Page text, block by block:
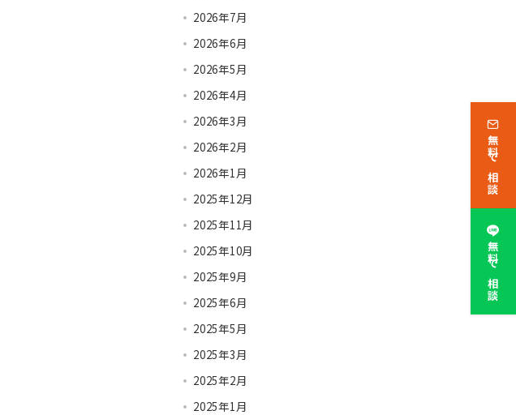
2026年7月
2026年6月
2026年5月
2026年4月
2026年3月
2026年2月
2026年1月
2025年12月
2025年11月
2025年10月
2025年9月
2025年6月
2025年5月
2025年3月
2025年2月
2025年1月
無料で相談
無料で相談